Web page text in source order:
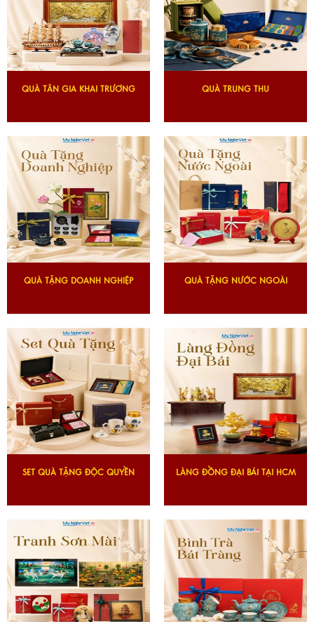
QUÀ TÂN GIA KHAI TRƯƠNG QUÀ TRUNG THU
QUÀ TẶNG DOANH NGHIỆP QUÀ TẶNG NƯỚC NGOÀI
SET QUÀ TẶNG ĐỘC QUYỀN LÀNG ĐỒNG ĐẠI BÁI TẠI HCM